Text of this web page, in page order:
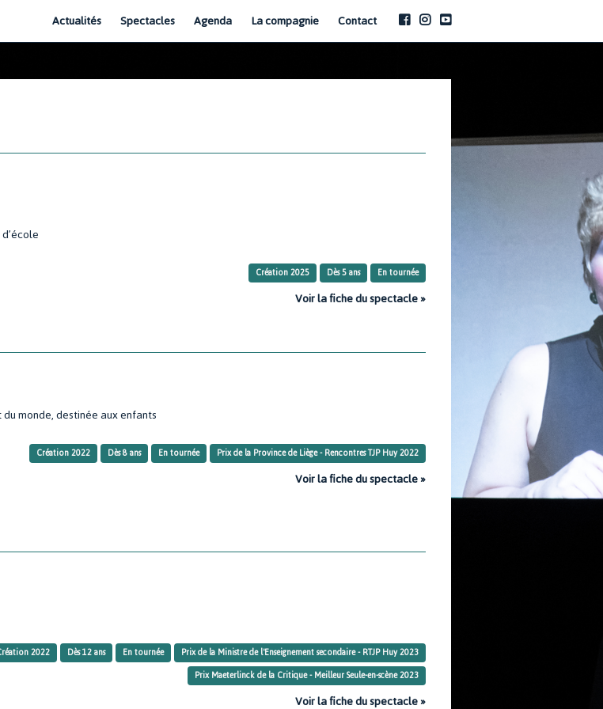
Actualités Spectacles Agenda La compagnie Contact
Création 2025 Dès 5 ans En tournée
Voir la fiche du spectacle »
monde, destinée aux enfants
Création 2022 Dès 8 ans En tournée Prix de la Province de Liège - Rencontres TJP Huy 2022
Voir la fiche du spectacle »
2022 Dès 12 ans En tournée
Prix de la Ministre de l'Enseignement secondaire - RTJP Huy 2023
Prix Maeterlinck de la Critique - Meilleur Seule-en-scène 2023
Voir la fiche du spectacle »